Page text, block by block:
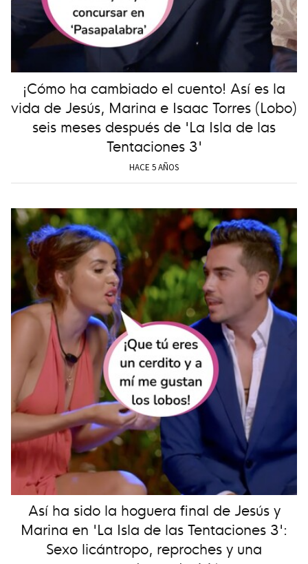
¡Cómo ha cambiado el cuento! Así es la
vida de Jesús, Marina e Isaac Torres (Lobo)
seis meses después de 'La Isla de las
Tentaciones 3'
HACE 5 AÑOS
Así ha sido la hoguera final de Jesús y
Marina en 'La Isla de las Tentaciones 3':
Sexo licántropo, reproches y una